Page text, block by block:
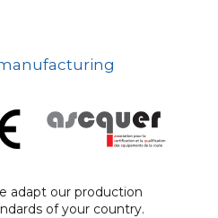
adapt our production
of your country.